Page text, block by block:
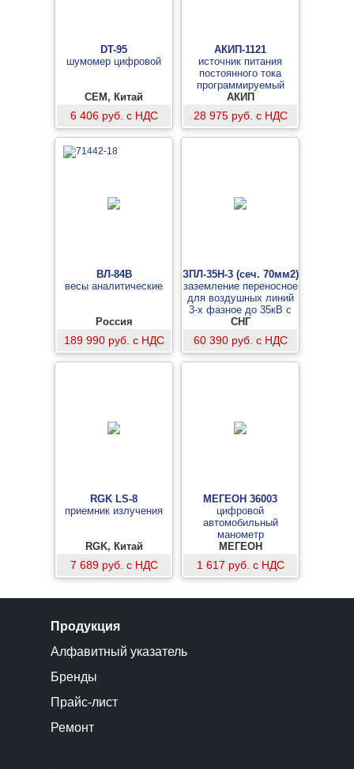
DT-95
шумомер цифровой
CEM, Китай
6 406 руб. с НДС
АКИП-1121
источник питания
постоянного тока
программируемый
АКИП
28 975 руб. с НДС
ВЛ-84В
весы аналитические
Россия
189 990 руб. с НДС
ЗПЛ-35Н-3 (сеч. 70мм2)
заземление переносное
для воздушных линий
3-х фазное до 35кВ с
тремя штангами
СНГ
60 390 руб. с НДС
RGK LS-8
приемник излучения
RGK, Китай
7 689 руб. с НДС
МЕГЕОН 36003
цифровой
автомобильный
манометр
МЕГЕОН
1 617 руб. с НДС
Продукция
Алфавитный указатель
Бренды
Прайс-лист
Ремонт